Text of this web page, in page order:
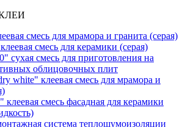
смесь для мрамора и гранита (серая)
смесь для керамики (серая)
сухая смесь для приготовления на
облицовочных плит
white" клеевая смесь для мрамора и
смесь фасадная для керамики
система теплошумоизоляции